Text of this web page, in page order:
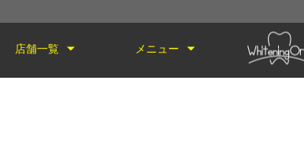
店舗一覧 メニュー